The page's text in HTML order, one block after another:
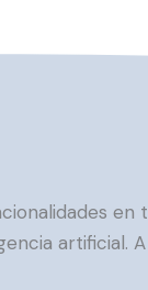
artificial.